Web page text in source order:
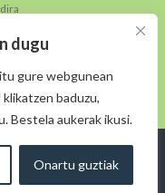
dugu
gure webgunean
baduzu,
Bestela aukerak ikusi.
Onartu guztiak